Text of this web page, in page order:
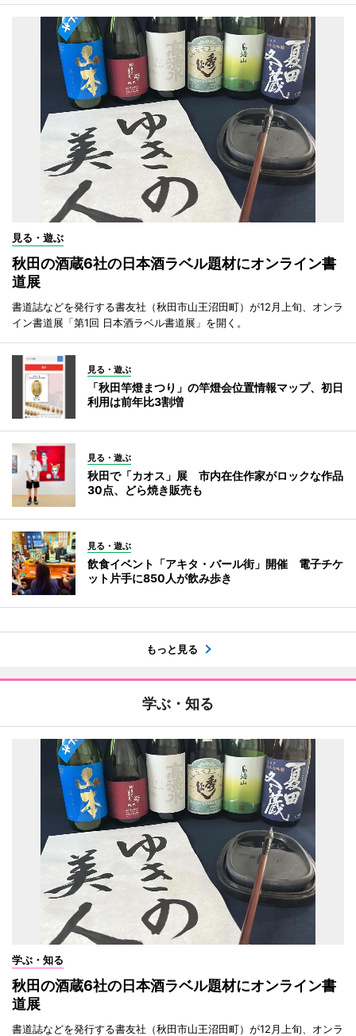
見る・遊ぶ
秋田の酒蔵6社の日本酒ラベル題材にオンライン書
道展
書道誌などを発行する書友社（秋田市山王沼田町）が12月上旬、オンラ
イン書道展「第1回 日本酒ラベル書道展」を開く。
見る・遊ぶ
「秋田竿燈まつり」の竿燈会位置情報マップ、初日
利用は前年比3割増
見る・遊ぶ
秋田で「カオス」展 市内在住作家がロックな作品
30点、どら焼き販売も
見る・遊ぶ
飲食イベント「アキタ・バール街」開催 電子チケ
ット片手に850人が飲み歩き
もっと見る
学ぶ・知る
学ぶ・知る
秋田の酒蔵6社の日本酒ラベル題材にオンライン書
道展
書道誌などを発行する書友社（秋田市山王沼田町）が12月上旬、オンラ